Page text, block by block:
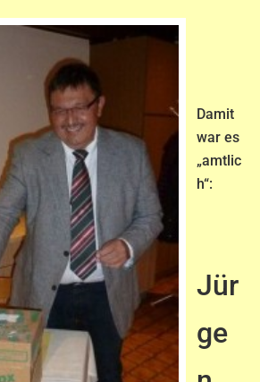
Damit
war es
„amtlic
h“:
Jür
ge